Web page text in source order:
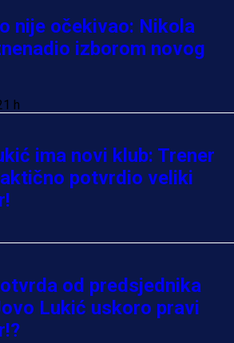
nije očekivao: Nikola
izborom novog
h
ima novi klub: Trener
potvrdio veliki
od predsjednika
Lukić uskoro pravi